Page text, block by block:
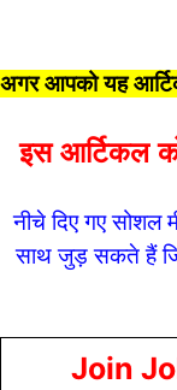
अगर आपको यह
इस आर्टिकल
नीचे दिए गए सोशल
साथ जुड़ सकते हैं
Join